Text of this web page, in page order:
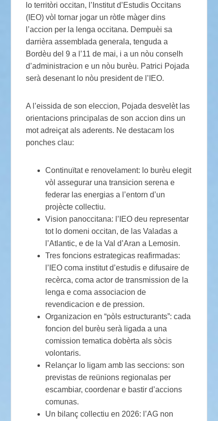
lo territòri occitan, l’Institut d’Estudis Occitans
(IEO) vòl tornar jogar un ròtle màger dins
l’accion per la lenga occitana. Dempuèi sa
darrièra assemblada generala, tenguda a
Bordèu del 9 a l’11 de mai, i a un nòu conselh
d’administracion e un nòu burèu. Patrici Pojada
serà desenant lo nòu president de l’IEO.
A l’eissida de son eleccion, Pojada desvelèt las
orientacions principalas de son accion dins un
mot adreiçat als aderents. Ne destacam los
ponches clau:
Continuïtat e renovelament: lo burèu elegit
vòl assegurar una transicion serena e
federar las energias a l’entorn d’un
projècte collectiu.
Vision panoccitana: l’IEO deu representar
tot lo domeni occitan, de las Valadas a
l’Atlantic, e de la Val d’Aran a Lemosin.
Tres foncions estrategicas reafirmadas:
l’IEO coma institut d’estudis e difusaire de
recèrca, coma actor de transmission de la
lenga e coma associacion de
revendicacion e de pression.
Organizacion en “pòls estructurants”: cada
foncion del burèu serà ligada a una
comission tematica dobèrta als sòcis
volontaris.
Relançar lo ligam amb las seccions: son
previstas de reünions regionalas per
escambiar, coordenar e bastir d’accions
comunas.
Un bilanç collectiu en 2026: l’AG non